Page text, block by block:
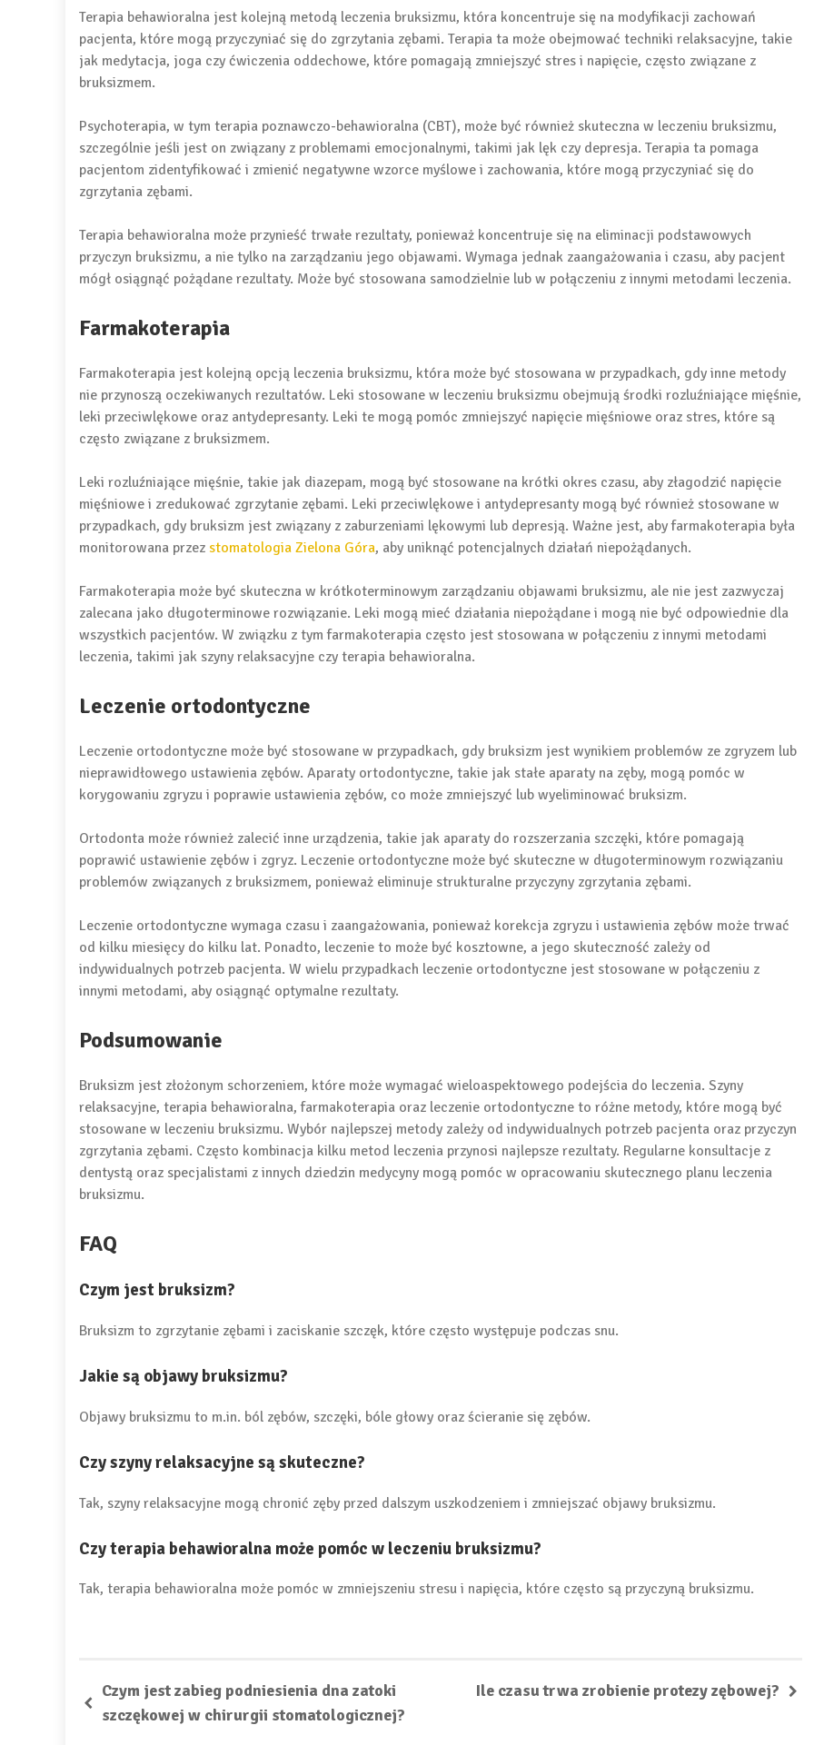
Terapia behawioralna jest kolejną metodą leczenia bruksizmu, która koncentruje się na modyfikacji zachowań
pacjenta, które mogą przyczyniać się do zgrzytania zębami. Terapia ta może obejmować techniki relaksacyjne, takie
jak medytacja, joga czy ćwiczenia oddechowe, które pomagają zmniejszyć stres i napięcie, często związane z
bruksizmem.
Psychoterapia, w tym terapia poznawczo-behawioralna (CBT), może być również skuteczna w leczeniu bruksizmu,
szczególnie jeśli jest on związany z problemami emocjonalnymi, takimi jak lęk czy depresja. Terapia ta pomaga
pacjentom zidentyfikować i zmienić negatywne wzorce myślowe i zachowania, które mogą przyczyniać się do
zgrzytania zębami.
Terapia behawioralna może przynieść trwałe rezultaty, ponieważ koncentruje się na eliminacji podstawowych
przyczyn bruksizmu, a nie tylko na zarządzaniu jego objawami. Wymaga jednak zaangażowania i czasu, aby pacjent
mógł osiągnąć pożądane rezultaty. Może być stosowana samodzielnie lub w połączeniu z innymi metodami leczenia.
Farmakoterapia
Farmakoterapia jest kolejną opcją leczenia bruksizmu, która może być stosowana w przypadkach, gdy inne metody
nie przynoszą oczekiwanych rezultatów. Leki stosowane w leczeniu bruksizmu obejmują środki rozluźniające mięśnie,
leki przeciwlękowe oraz antydepresanty. Leki te mogą pomóc zmniejszyć napięcie mięśniowe oraz stres, które są
często związane z bruksizmem.
Leki rozluźniające mięśnie, takie jak diazepam, mogą być stosowane na krótki okres czasu, aby złagodzić napięcie
mięśniowe i zredukować zgrzytanie zębami. Leki przeciwlękowe i antydepresanty mogą być również stosowane w
przypadkach, gdy bruksizm jest związany z zaburzeniami lękowymi lub depresją. Ważne jest, aby farmakoterapia była
monitorowana przez stomatologia Zielona Góra, aby uniknąć potencjalnych działań niepożądanych.
Farmakoterapia może być skuteczna w krótkoterminowym zarządzaniu objawami bruksizmu, ale nie jest zazwyczaj
zalecana jako długoterminowe rozwiązanie. Leki mogą mieć działania niepożądane i mogą nie być odpowiednie dla
wszystkich pacjentów. W związku z tym farmakoterapia często jest stosowana w połączeniu z innymi metodami
leczenia, takimi jak szyny relaksacyjne czy terapia behawioralna.
Leczenie ortodontyczne
Leczenie ortodontyczne może być stosowane w przypadkach, gdy bruksizm jest wynikiem problemów ze zgryzem lub
nieprawidłowego ustawienia zębów. Aparaty ortodontyczne, takie jak stałe aparaty na zęby, mogą pomóc w
korygowaniu zgryzu i poprawie ustawienia zębów, co może zmniejszyć lub wyeliminować bruksizm.
Ortodonta może również zalecić inne urządzenia, takie jak aparaty do rozszerzania szczęki, które pomagają
poprawić ustawienie zębów i zgryz. Leczenie ortodontyczne może być skuteczne w długoterminowym rozwiązaniu
problemów związanych z bruksizmem, ponieważ eliminuje strukturalne przyczyny zgrzytania zębami.
Leczenie ortodontyczne wymaga czasu i zaangażowania, ponieważ korekcja zgryzu i ustawienia zębów może trwać
od kilku miesięcy do kilku lat. Ponadto, leczenie to może być kosztowne, a jego skuteczność zależy od
indywidualnych potrzeb pacjenta. W wielu przypadkach leczenie ortodontyczne jest stosowane w połączeniu z
innymi metodami, aby osiągnąć optymalne rezultaty.
Podsumowanie
Bruksizm jest złożonym schorzeniem, które może wymagać wieloaspektowego podejścia do leczenia. Szyny
relaksacyjne, terapia behawioralna, farmakoterapia oraz leczenie ortodontyczne to różne metody, które mogą być
stosowane w leczeniu bruksizmu. Wybór najlepszej metody zależy od indywidualnych potrzeb pacjenta oraz przyczyn
zgrzytania zębami. Często kombinacja kilku metod leczenia przynosi najlepsze rezultaty. Regularne konsultacje z
dentystą oraz specjalistami z innych dziedzin medycyny mogą pomóc w opracowaniu skutecznego planu leczenia
bruksizmu.
FAQ
Czym jest bruksizm?
Bruksizm to zgrzytanie zębami i zaciskanie szczęk, które często występuje podczas snu.
Jakie są objawy bruksizmu?
Objawy bruksizmu to m.in. ból zębów, szczęki, bóle głowy oraz ścieranie się zębów.
Czy szyny relaksacyjne są skuteczne?
Tak, szyny relaksacyjne mogą chronić zęby przed dalszym uszkodzeniem i zmniejszać objawy bruksizmu.
Czy terapia behawioralna może pomóc w leczeniu bruksizmu?
Tak, terapia behawioralna może pomóc w zmniejszeniu stresu i napięcia, które często są przyczyną bruksizmu.
Czym jest zabieg podniesienia dna zatoki
szczękowej w chirurgii stomatologicznej?
Ile czasu trwa zrobienie protezy zębowej?